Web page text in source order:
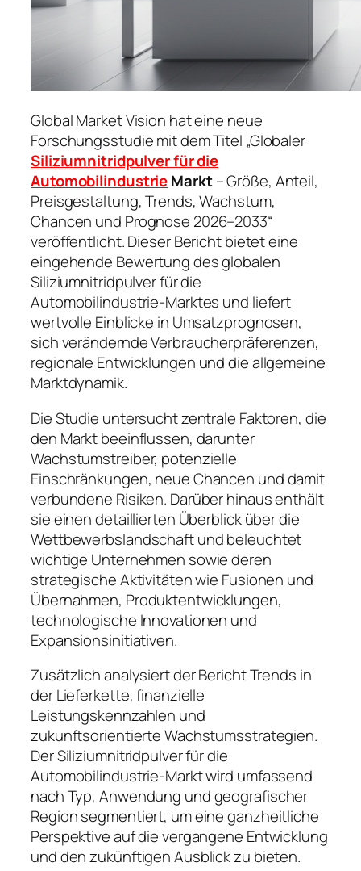
Global Market Vision hat eine neue
Forschungsstudie mit dem Titel „Globaler
Siliziumnitridpulver für die
AutomobilindustrieMarkt– Größe, Anteil,
Preisgestaltung, Trends, Wachstum,
Chancen und Prognose 2026–2033“
veröffentlicht. Dieser Bericht bietet eine
eingehende Bewertung des globalen
Siliziumnitridpulver für die
Automobilindustrie-Marktes und liefert
wertvolle Einblicke in Umsatzprognosen,
sich verändernde Verbraucherpräferenzen,
regionale Entwicklungen und die allgemeine
Marktdynamik.
Die Studie untersucht zentrale Faktoren, die
den Markt beeinflussen, darunter
Wachstumstreiber, potenzielle
Einschränkungen, neue Chancen und damit
verbundene Risiken. Darüber hinaus enthält
sie einen detaillierten Überblick über die
Wettbewerbslandschaft und beleuchtet
wichtige Unternehmen sowie deren
strategische Aktivitäten wie Fusionen und
Übernahmen, Produktentwicklungen,
technologische Innovationen und
Expansionsinitiativen.
Zusätzlich analysiert der Bericht Trends in
der Lieferkette, finanzielle
Leistungskennzahlen und
zukunftsorientierte Wachstumsstrategien.
Der Siliziumnitridpulver für die
Automobilindustrie-Markt wird umfassend
nach Typ, Anwendung und geografischer
Region segmentiert, um eine ganzheitliche
Perspektive auf die vergangene Entwicklung
und den zukünftigen Ausblick zu bieten.